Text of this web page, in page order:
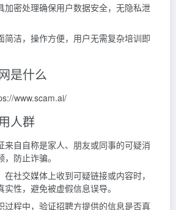
加密处理确保用户数据安全，无隐私泄
简洁，操作方便，用户无需复杂培训即
是什么
www.scam.ai/
人群
来自自称是家人、朋友或同事的可疑消
防止诈骗。
在社交媒体上收到可疑链接或内容时，
性，避免被虚假信息误导。
过程中，验证招聘方提供的信息是否真